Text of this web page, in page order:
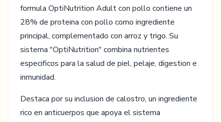
formula OptiNutrition Adult con pollo contiene un
28% de proteina con pollo como ingrediente
principal, complementado con arroz y trigo. Su
sistema "OptiNutrition" combina nutrientes
especificos para la salud de piel, pelaje, digestion e
inmunidad.
Destaca por su inclusion de calostro, un ingrediente
rico en anticuerpos que apoya el sistema